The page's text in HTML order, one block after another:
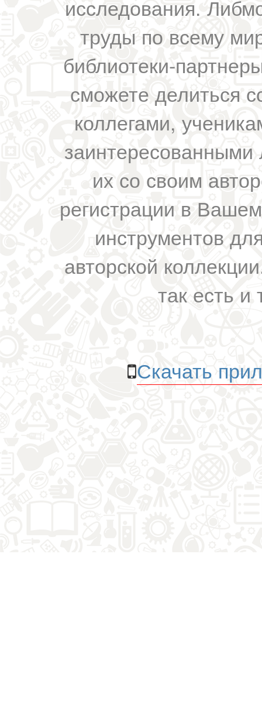
исследования.
труды по всему
библиотеки-
сможете делиться
коллегами,
их со своим
регистрации в
инструментов
авторской
так есть и
Скачать